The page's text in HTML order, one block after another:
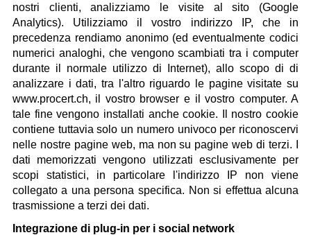
nostri clienti, analizziamo le visite al sito (Google
Analytics). Utilizziamo il vostro indirizzo IP, che in
precedenza rendiamo anonimo (ed eventualmente codici
numerici analoghi, che vengono scambiati tra i computer
durante il normale utilizzo di Internet), allo scopo di di
analizzare i dati, tra l'altro riguardo le pagine visitate su
www.procert.ch, il vostro browser e il vostro computer. A
tale fine vengono installati anche cookie. Il nostro cookie
contiene tuttavia solo un numero univoco per riconoscervi
nelle nostre pagine web, ma non su pagine web di terzi. I
dati memorizzati vengono utilizzati esclusivamente per
scopi statistici, in particolare l'indirizzo IP non viene
collegato a una persona specifica. Non si effettua alcuna
trasmissione a terzi dei dati.
Integrazione di plug-in per i social network